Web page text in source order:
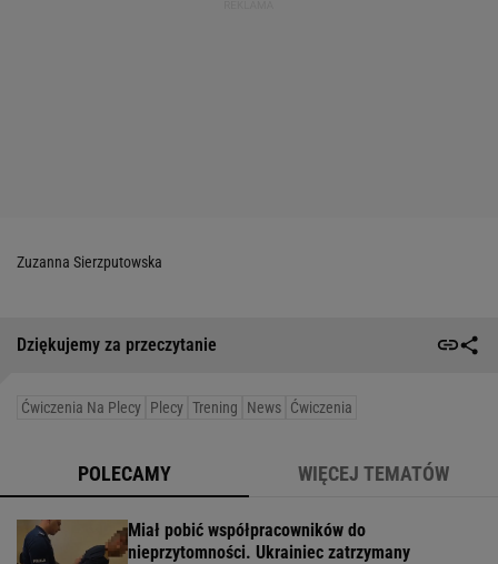
Zuzanna Sierzputowska
Dziękujemy za przeczytanie
Ćwiczenia Na Plecy Plecy Trening News Ćwiczenia
POLECAMY WIĘCEJ TEMATÓW
Miał pobić współpracowników do
nieprzytomności. Ukrainiec zatrzymany